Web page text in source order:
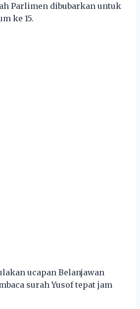
Parlimen dibubarkan untuk
ke 15.
ucapan Belanjawan
surah Yusof tepat jam